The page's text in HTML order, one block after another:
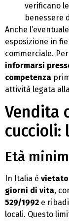
verificano
benessere
Anche
esposizione in
commerciale.
informarsi
competenza
attività legata
Vendita
cuccioli:
Età
In Italia è vietato
giorni di vita,
529/1992 e
locali. Questo